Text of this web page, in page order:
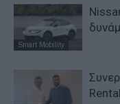
Smart Mobility